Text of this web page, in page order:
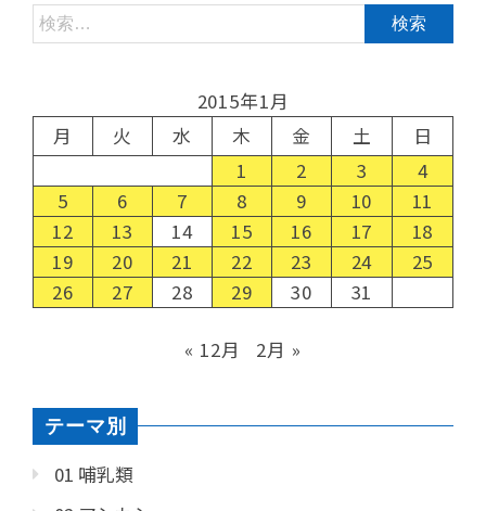
2015年1月
月
火 水 木 金 土
日
1
2 3
4
5
6 7 8 9 10
11
12
13 14 15 16 17
18
19
20 21 22 23 24
25
26
27 28 29 30 31
« 12月 2月 »
テーマ別
01 哺乳類